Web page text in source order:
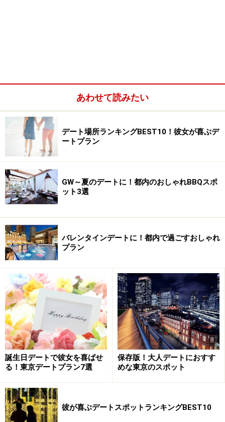
あわせて読みたい
デート場所ランキングBEST10！彼女が喜ぶデ
ートプラン
GW～夏のデートに！都内のおしゃれBBQスポ
ット3選
バレンタインデートに！都内で過ごすおしゃれ
プラン
誕生日デートで彼女を喜ばせ
る！東京デートプラン7選
保存版！大人デートにおすす
めな東京のスポット
彼が喜ぶデートスポットランキングBEST10